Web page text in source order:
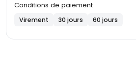
Conditions de paiement
Virement 30 jours 60 jours